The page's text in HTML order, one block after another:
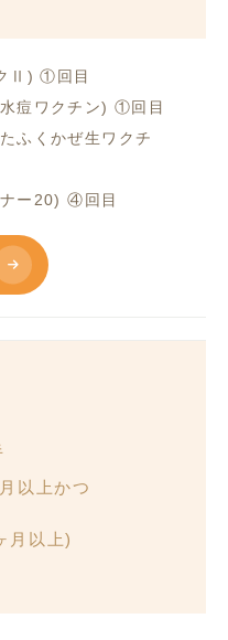
Ⅱ) ①回目
痘ワクチン) ①回目
ふくかぜ生ワクチ
ー20) ④回目
以上かつ
月以上)